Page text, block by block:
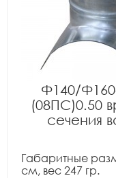
Ф140/
(08ПС)0.50
сечения
Габаритные
см, вес 247 гр.